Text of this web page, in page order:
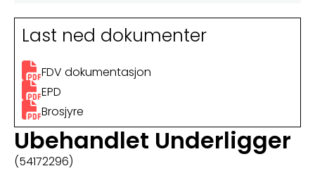
Last ned dokumenter
FDV dokumentasjon
EPD
Brosjyre
Ubehandlet Underligger
(54172296)